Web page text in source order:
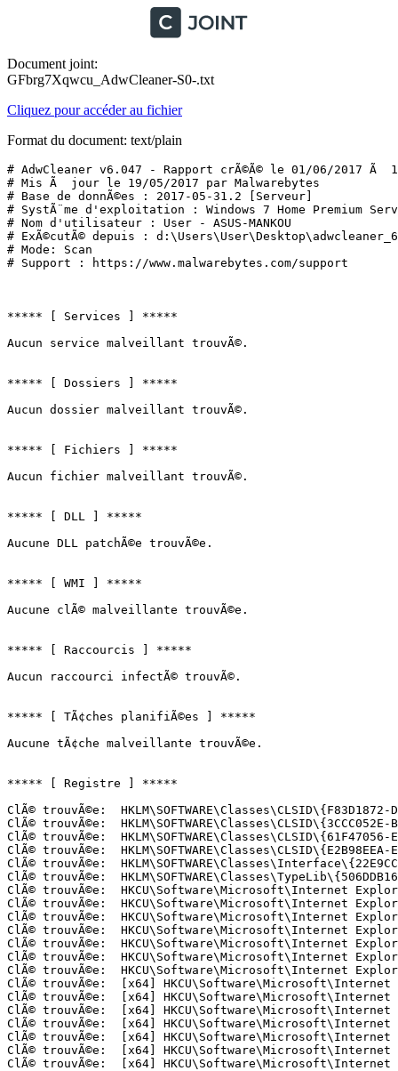
Document joint:
GFbrg7Xqwcu_AdwCleaner-S0-.txt
Cliquez pour accéder au fichier
Format du document: text/plain
# AdwCleaner v6.047 - Rapport crÃ©Ã© le 01/06/2017 Ã
# Mis Ã  jour le 19/05/2017 par Malwarebytes
# Base de donnÃ©es : 2017-05-31.2 [Serveur]
# SystÃ¨me d'exploitation : Windows 7 Home Premium
# Nom d'utilisateur : User - ASUS-MANKOU
# ExÃ©cutÃ© depuis :
# Mode: Scan
# Support : https://www.malwarebytes.com/support
***** [ Services ] *****
Aucun service malveillant trouvÃ©.
***** [ Dossiers ] *****
Aucun dossier malveillant trouvÃ©.
***** [ Fichiers ] *****
Aucun fichier malveillant trouvÃ©.
***** [ DLL ] *****
Aucune DLL patchÃ©e trouvÃ©e.
***** [ WMI ] *****
Aucune clÃ© malveillante trouvÃ©e.
***** [ Raccourcis ] *****
Aucun raccourci infectÃ© trouvÃ©.
***** [ TÃ¢ches planifiÃ©es ] *****
Aucune tÃ¢che malveillante trouvÃ©e.
***** [ Registre ] *****
ClÃ© trouvÃ©e:  HKLM\SOFTWARE\Classes\CLSID\{F83D1872-
ClÃ© trouvÃ©e:  HKLM\SOFTWARE\Classes\CLSID\{3CCC052E-
ClÃ© trouvÃ©e:  HKLM\SOFTWARE\Classes\CLSID\{61F47056-
ClÃ© trouvÃ©e:  HKLM\SOFTWARE\Classes\CLSID\{E2B98EEA-
ClÃ© trouvÃ©e:
ClÃ© trouvÃ©e:
ClÃ© trouvÃ©e:  HKCU\Software\Microsoft\Internet
ClÃ© trouvÃ©e:  HKCU\Software\Microsoft\Internet
ClÃ© trouvÃ©e:  HKCU\Software\Microsoft\Internet
ClÃ© trouvÃ©e:  HKCU\Software\Microsoft\Internet
ClÃ© trouvÃ©e:  HKCU\Software\Microsoft\Internet
ClÃ© trouvÃ©e:  HKCU\Software\Microsoft\Internet
ClÃ© trouvÃ©e:  HKCU\Software\Microsoft\Internet
ClÃ© trouvÃ©e:  [x64]
ClÃ© trouvÃ©e:  [x64] HKCU\Software\Microsoft\Internet
ClÃ© trouvÃ©e:  [x64]
ClÃ© trouvÃ©e:  [x64] HKCU\Software\Microsoft\Internet
ClÃ© trouvÃ©e:  [x64] HKCU\Software\Microsoft\Internet
ClÃ© trouvÃ©e:  [x64]
ClÃ© trouvÃ©e:  [x64]